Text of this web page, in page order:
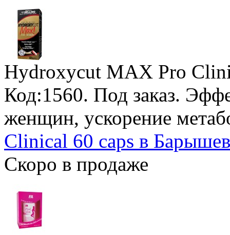
Hydroxycut MAX Pro
Код:1560. Под заказ.
женщин, ускорение
Clinical 60 caps в
Скоро в продаже